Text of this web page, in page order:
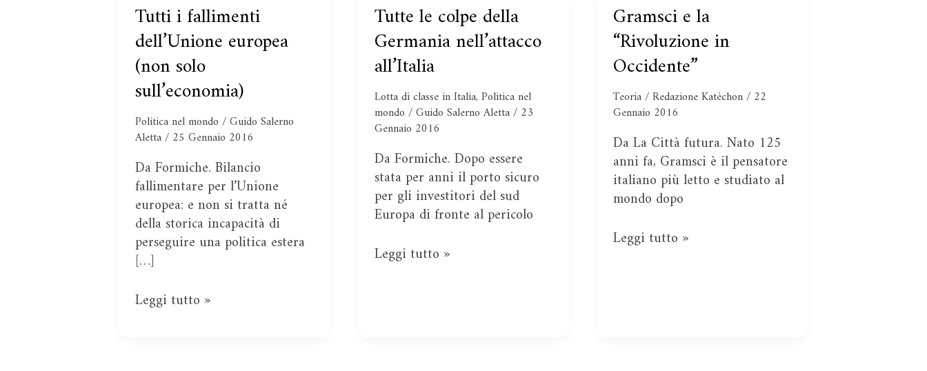
Tutti i fallimenti
dell’Unione europea
(non solo
sull’economia)
Politica nel mondo /Guido Salerno
Aletta/ 25 Gennaio 2016
Da Formiche. Bilancio
fallimentare per l’Unione
europea: e non si tratta né
della storica incapacità di
perseguire una politica estera
[…]
Tutti
i
fallimenti
dell’Unione
europea
solo
sull’economia)
Leggi tutto »
Tutte le colpe della
Germania nell’attacco
all’Italia
Lotta di classe in Italia, Politica nel
mondo /Guido Salerno Aletta/ 23
Gennaio 2016
Da Formiche. Dopo essere
stata per anni il porto sicuro
per gli investitori del sud
Europa di fronte al pericolo
Tutte
le
colpe
della
Germania
nell’attacco
all’Italia
Leggi tutto »
Gramsci e la
“Rivoluzione in
Occidente”
Teoria/Redazione Katéchon/ 22
Gennaio 2016
Da La Città futura. Nato 125
anni fa, Gramsci è il pensatore
italiano più letto e studiato al
mondo dopo
Gramsci
e
la
“Rivoluzione
in
Occidente”
Leggi tutto »